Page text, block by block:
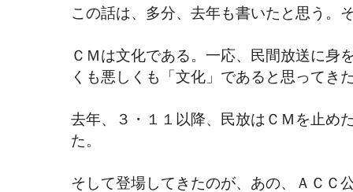
この話は、多分、去年も書いたと思う。
ＣＭは文化である。一応、民間放送に身
くも悪しくも「文化」であると思ってき
去年、３・１１以降、民放はＣＭを止め
た。
そして登場してきたのが、あの、ＡＣＣ